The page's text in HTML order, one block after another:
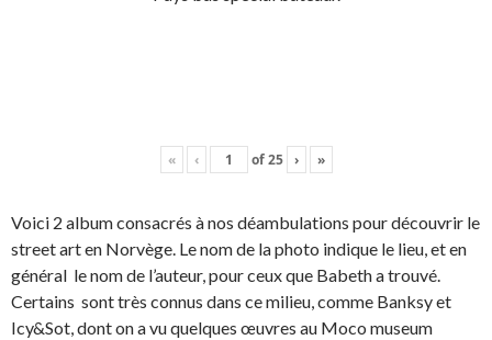
« ‹ of25 › »
Voici 2 album consacrés à nos déambulations pour découvrir le
street art en Norvège. Le nom de la photo indique le lieu, et en
général le nom de l’auteur, pour ceux que Babeth a trouvé.
Certains sont très connus dans ce milieu, comme Banksy et
Icy&Sot, dont on a vu quelques œuvres au Moco museum